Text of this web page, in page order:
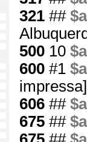
321 ## $a
500 10 $a
600 #1 $a
impressa]
606 ## $a
675 ## $a